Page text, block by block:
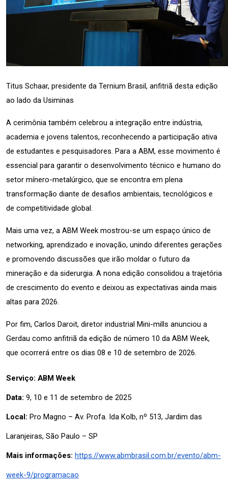
Titus Schaar, presidente da Ternium Brasil, anfitriã desta edição
ao lado da Usiminas
A cerimônia também celebrou a integração entre indústria,
academia e jovens talentos, reconhecendo a participação ativa
de estudantes e pesquisadores. Para a ABM, esse movimento é
essencial para garantir o desenvolvimento técnico e humano do
setor mínero-metalúrgico, que se encontra em plena
transformação diante de desafios ambientais, tecnológicos e
de competitividade global.
Mais uma vez, a ABM Week mostrou-se um espaço único de
networking, aprendizado e inovação, unindo diferentes gerações
e promovendo discussões que irão moldar o futuro da
mineração e da siderurgia. A nona edição consolidou a trajetória
de crescimento do evento e deixou as expectativas ainda mais
altas para 2026.
Por fim, Carlos Daroit, diretor industrial Mini-mills anunciou a
Gerdau como anfitriã da edição de número 10 da ABM Week,
que ocorrerá entre os dias 08 e 10 de setembro de 2026.
Serviço: ABM Week
Data: 9, 10 e 11 de setembro de 2025
Local: Pro Magno – Av. Profa. Ida Kolb, nº 513, Jardim das
Laranjeiras, São Paulo – SP
Mais informações: https://www.abmbrasil.com.br/evento/abm-
week-9/programacao